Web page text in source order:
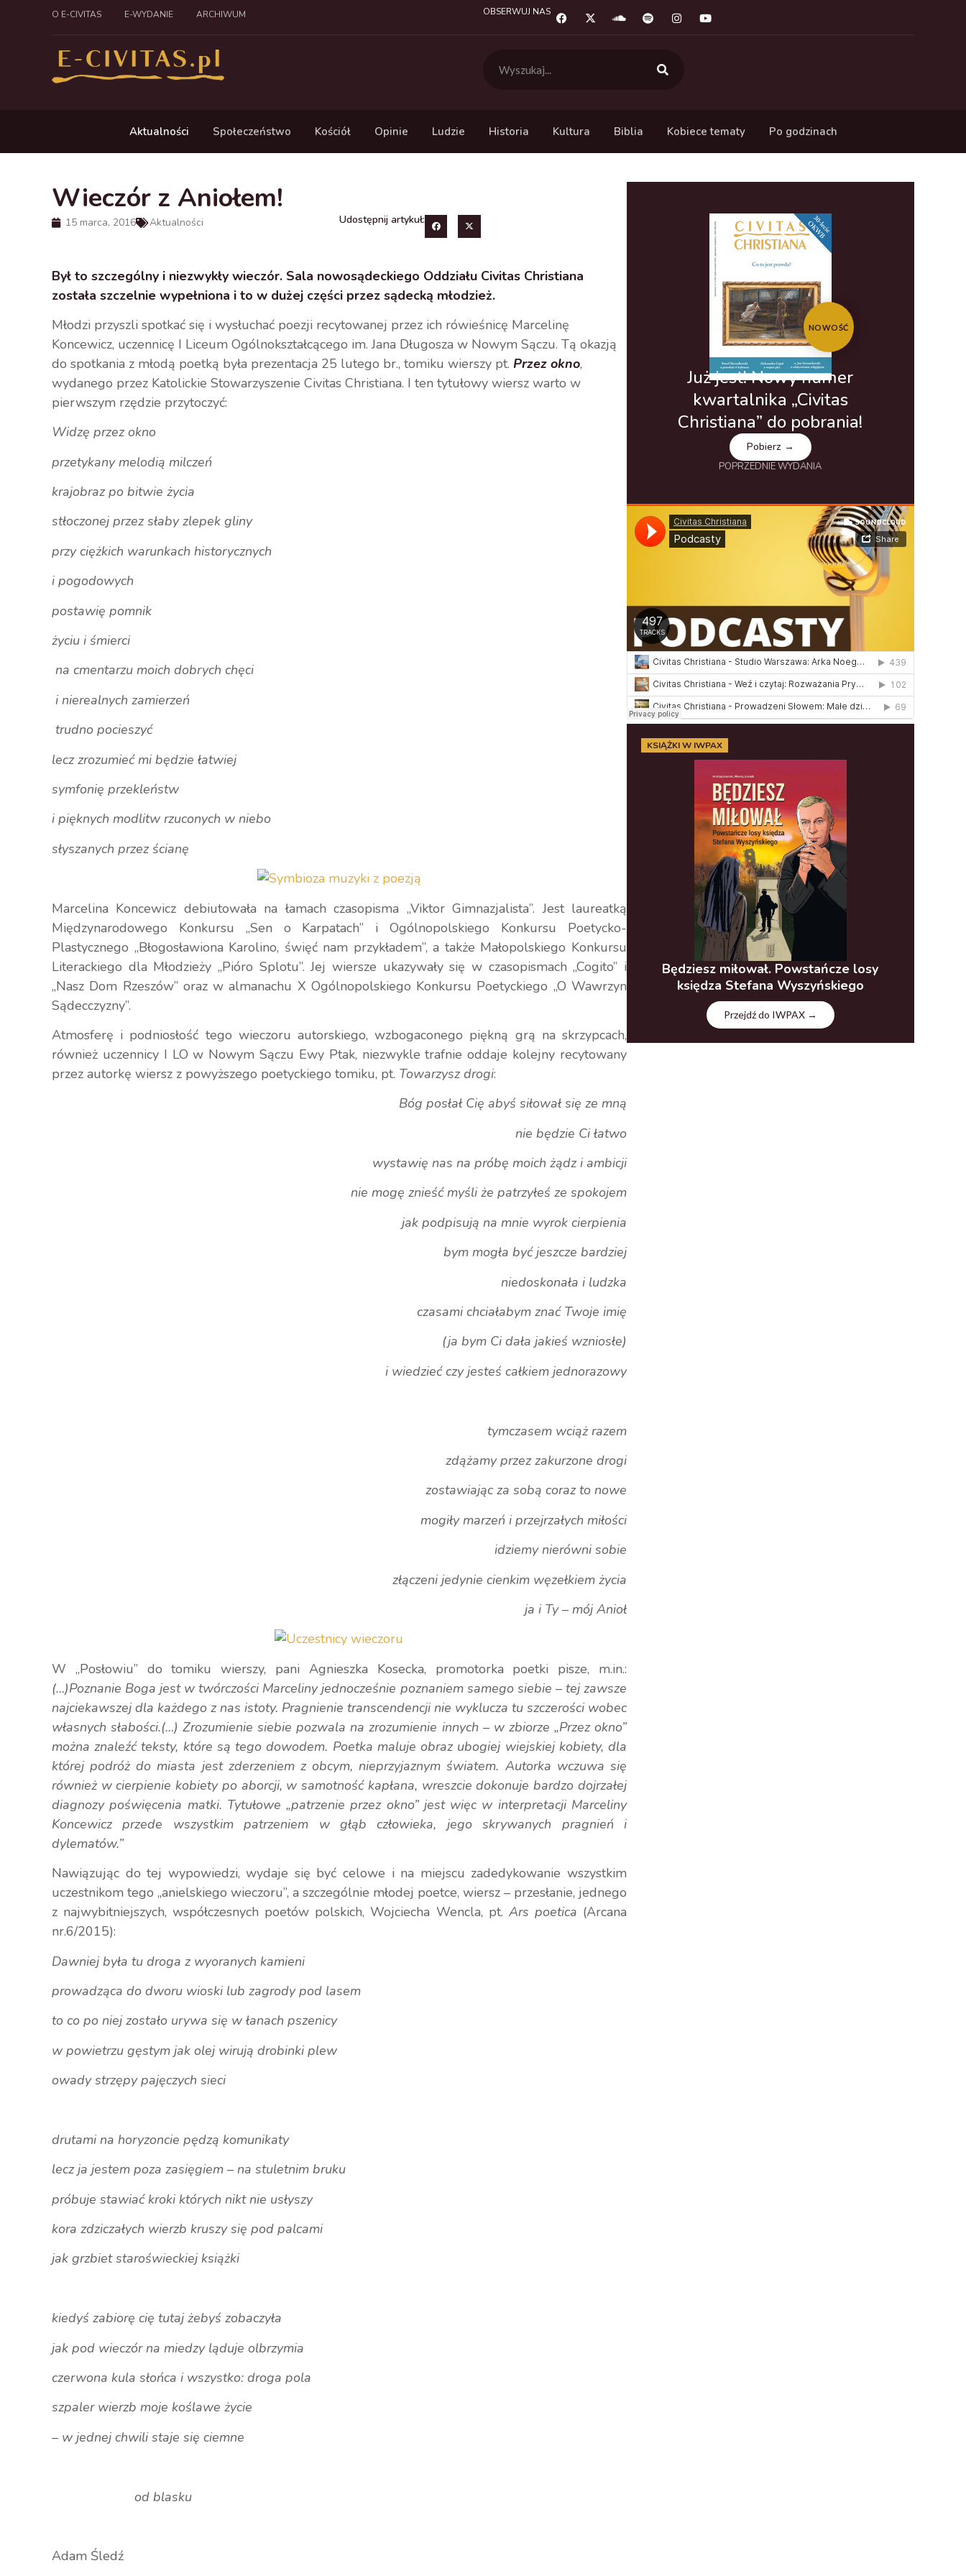
O E-CIVITAS E-WYDANIE ARCHIWUM OBSERWUJ NAS
Aktualności Społeczeństwo Kościół Opinie Ludzie Historia Kultura Biblia Kobiece tematy Po godzinach
Wieczór z Aniołem!
15 marca, 2016 Aktualności Udostępnij artykuł:
Był to szczególny i niezwykły wieczór. Sala nowosądeckiego Oddziału Civitas Christiana
została szczelnie wypełniona i to w dużej części przez sądecką młodzież.
Młodzi przyszli spotkać się i wysłuchać poezji recytowanej przez ich rówieśnicę Marcelinę
Koncewicz, uczennicę I Liceum Ogólnokształcącego im. Jana Długosza w Nowym Sączu. Tą okazją
do spotkania z młodą poetką była prezentacja 25 lutego br., tomiku wierszy pt. Przez okno,
wydanego przez Katolickie Stowarzyszenie Civitas Christiana. I ten tytułowy wiersz warto w
pierwszym rzędzie przytoczyć:
Widzę przez okno
przetykany melodią milczeń
krajobraz po bitwie życia
stłoczonej przez słaby zlepek gliny
przy ciężkich warunkach historycznych
i pogodowych
postawię pomnik
życiu i śmierci
na cmentarzu moich dobrych chęci
i nierealnych zamierzeń
trudno pocieszyć
lecz zrozumieć mi będzie łatwiej
symfonię przekleństw
i pięknych modlitw rzuconych w niebo
słyszanych przez ścianę
Marcelina Koncewicz debiutowała na łamach czasopisma „Viktor Gimnazjalista”. Jest laureatką
Międzynarodowego Konkursu „Sen o Karpatach” i Ogólnopolskiego Konkursu Poetycko-
Plastycznego „Błogosławiona Karolino, święć nam przykładem”, a także Małopolskiego Konkursu
Literackiego dla Młodzieży „Pióro Splotu”. Jej wiersze ukazywały się w czasopismach „Cogito” i
„Nasz Dom Rzeszów” oraz w almanachu X Ogólnopolskiego Konkursu Poetyckiego „O Wawrzyn
Sądecczyzny”.
Atmosferę i podniosłość tego wieczoru autorskiego, wzbogaconego piękną grą na skrzypcach,
również uczennicy I LO w Nowym Sączu Ewy Ptak, niezwykle trafnie oddaje kolejny recytowany
przez autorkę wiersz z powyższego poetyckiego tomiku, pt. Towarzysz drogi:
Bóg posłał Cię abyś siłował się ze mną
nie będzie Ci łatwo
wystawię nas na próbę moich żądz i ambicji
nie mogę znieść myśli że patrzyłeś ze spokojem
jak podpisują na mnie wyrok cierpienia
bym mogła być jeszcze bardziej
niedoskonała i ludzka
czasami chciałabym znać Twoje imię
(ja bym Ci dała jakieś wzniosłe)
i wiedzieć czy jesteś całkiem jednorazowy
tymczasem wciąż razem
zdążamy przez zakurzone drogi
zostawiając za sobą coraz to nowe
mogiły marzeń i przejrzałych miłości
idziemy nierówni sobie
złączeni jedynie cienkim węzełkiem życia
ja i Ty – mój Anioł
W „Posłowiu” do tomiku wierszy, pani Agnieszka Kosecka, promotorka poetki pisze, m.in.:
(…)Poznanie Boga jest w twórczości Marceliny jednocześnie poznaniem samego siebie – tej zawsze
najciekawszej dla każdego z nas istoty. Pragnienie transcendencji nie wyklucza tu szczerości wobec
własnych słabości.(…) Zrozumienie siebie pozwala na zrozumienie innych – w zbiorze „Przez okno”
można znaleźć teksty, które są tego dowodem. Poetka maluje obraz ubogiej wiejskiej kobiety, dla
której podróż do miasta jest zderzeniem z obcym, nieprzyjaznym światem. Autorka wczuwa się
również w cierpienie kobiety po aborcji, w samotność kapłana, wreszcie dokonuje bardzo dojrzałej
diagnozy poświęcenia matki. Tytułowe „patrzenie przez okno” jest więc w interpretacji Marceliny
Koncewicz przede wszystkim patrzeniem w głąb człowieka, jego skrywanych pragnień i
dylematów.”
Nawiązując do tej wypowiedzi, wydaje się być celowe i na miejscu zadedykowanie wszystkim
uczestnikom tego „anielskiego wieczoru”, a szczególnie młodej poetce, wiersz – przesłanie, jednego
z najwybitniejszych, współczesnych poetów polskich, Wojciecha Wencla, pt. Ars poetica (Arcana
nr.6/2015):
Dawniej była tu droga z wyoranych kamieni
prowadząca do dworu wioski lub zagrody pod lasem
to co po niej zostało urywa się w łanach pszenicy
w powietrzu gęstym jak olej wirują drobinki plew
owady strzępy pajęczych sieci
drutami na horyzoncie pędzą komunikaty
lecz ja jestem poza zasięgiem – na stuletnim bruku
próbuje stawiać kroki których nikt nie usłyszy
kora zdziczałych wierzb kruszy się pod palcami
jak grzbiet staroświeckiej książki
kiedyś zabiorę cię tutaj żebyś zobaczyła
jak pod wieczór na miedzy ląduje olbrzymia
czerwona kula słońca i wszystko: droga pola
szpaler wierzb moje koślawe życie
– w jednej chwili staje się ciemne
od blasku
Adam Śledź
NOWOŚĆ
Już jest! Nowy numer
kwartalnika „Civitas
Christiana” do pobrania!
Pobierz →
POPRZEDNIE WYDANIA
KSIĄŻKI W IWPAX
Będziesz miłował. Powstańcze losy
księdza Stefana Wyszyńskiego
Przejdź do IWPAX →